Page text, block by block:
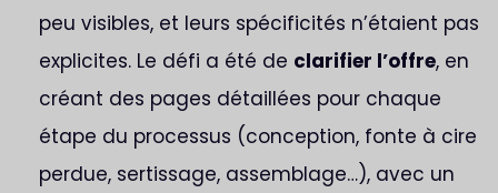
peu visibles, et leurs spécificités n’étaient pas
explicites. Le défi a été de clarifier l’offre, en
créant des pages détaillées pour chaque
étape du processus (conception, fonte à cire
perdue, sertissage, assemblage…), avec un